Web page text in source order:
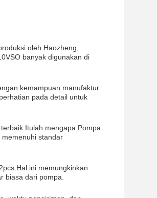
oleh Haozheng,
banyak digunakan di
kemampuan manufaktur
pada detail untuk
mengapa Pompa
memenuhi standar
ini memungkinkan
biasa dari pompa.